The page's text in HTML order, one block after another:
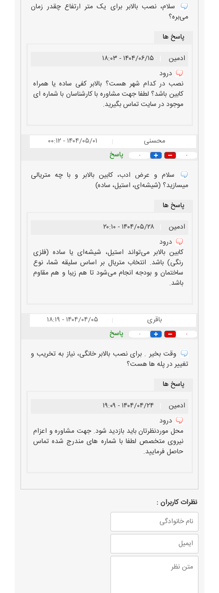
سلام، نصب بالابر برای یک متر ارتفاع چقدر زمان
می‌بره؟
پاسخ ها
ادمین
۱۴۰۴/۰۶/۱۵ - ۱۸:۰۳
درود
نصب در کدام شهر هست؟ بالابر کفی ساده یا همراه
کابین باشد؟ لطفا جهت مشاوره با کارشناسان با شماره ای
موجود در سایت تماس بگیرید.
محسنی | ۱۴۰۴/۰۵/۰۱ - ۰۰:۱۲
۰ ۰
پاسخ
سلام و عرض ادب، کابین بالابر و با چه متریالی
میسازید؟ (شیشه‌ای، استیل، ساده)
پاسخ ها
ادمین
۱۴۰۴/۰۵/۲۸ - ۲۰:۱۰
درود
کابین بالابر می‌تواند استیل، شیشه‌ای یا ساده (فلزی
رنگی) باشد. انتخاب متریال بر اساس سلیقه شما، نوع
ساختمان و بودجه انجام می‌شود تا هم زیبا و هم مقاوم
باشد.
باقری | ۱۴۰۴/۰۴/۰۵ - ۱۸:۱۹
۰ ۰
پاسخ
وقت بخیر . برای نصب بالابر خانگی، نیاز به تخریب و
تغییر در پله ها هست؟
پاسخ ها
ادمین
۱۴۰۴/۰۴/۲۴ - ۱۹:۰۹
درود
محل موردنظرتان باید بازدید شود. جهت مشاوره و اعزام
نیروی متخصص لطفا با شماره های مندرج شده تماس
حاصل فرمایید.
نظرات كاربران :